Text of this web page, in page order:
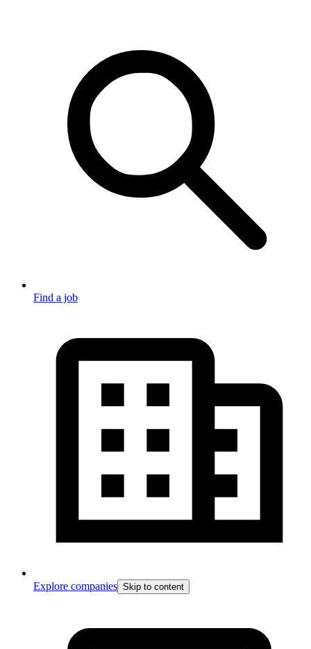
Find a job
Explore companies Skip to content